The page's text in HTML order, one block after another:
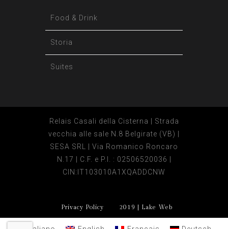
Food & Drink
Storia
Suites
Relais Casali della Cisterna | Strada
vecchia alle sale N.8 Belgirate (VB) |
SESA SRL | Via Romanico Roncaro
N.17 | C.F. e P.I. : 02506520036 |
CIN:IT103010A1XQADDCNW
2019 | Lake Web
Privacy Policy